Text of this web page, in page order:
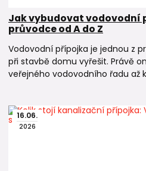
drenážní potrubí a drenáže
revizní šachty
zpětné klapky
HT potrubí (vnitřní
Jak vybudovat vodovodní
průvodce od A do Z
Vodovodní přípojka je jednou z
při stavbě domu vyřešit. Právě
veřejného vodovodního řadu až k
16.06.
2026